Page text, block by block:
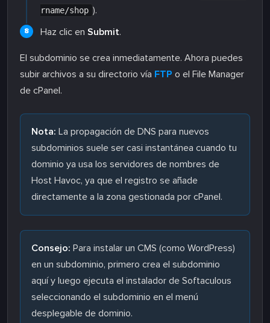
rname/shop ).
Haz clic en Submit.
El subdominio se crea inmediatamente. Ahora puedes
subir archivos a su directorio vía FTP o el File Manager
de cPanel.
Nota: La propagación de DNS para nuevos
subdominios suele ser casi instantánea cuando tu
dominio ya usa los servidores de nombres de
Host Havoc, ya que el registro se añade
directamente a la zona gestionada por cPanel.
Consejo: Para instalar un CMS (como WordPress)
en un subdominio, primero crea el subdominio
aquí y luego ejecuta el instalador de Softaculous
seleccionando el subdominio en el menú
desplegable de dominio.